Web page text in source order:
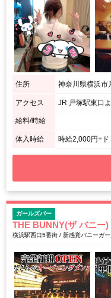
住所 神奈川県横浜市
アクセス JR 戸塚駅東口
給料/時給
体入時給 時給2,000円+ド
ガールズバー
THE BUNNY(ザ バニー)
横浜駅西口5番街 / 新感覚バニーガ